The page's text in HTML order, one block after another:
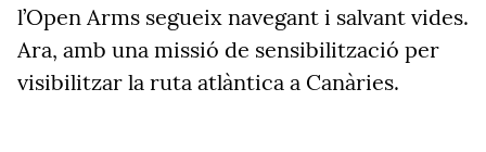
l’Open Arms segueix navegant i salvant vides.
Ara, amb una missió de sensibilització per
visibilitzar la ruta atlàntica a Canàries.